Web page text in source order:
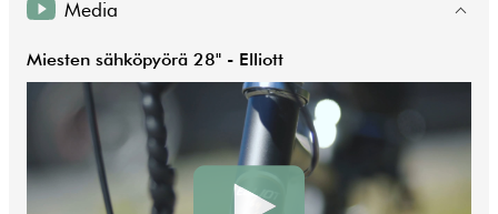
Media
Miesten sähköpyörä 28" - Elliott